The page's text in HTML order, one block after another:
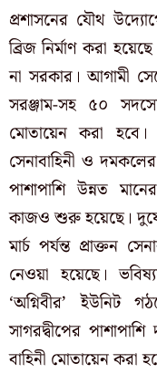
প্রশাসনের যৌথ
ব্রিজ নির্মাণ করা
না সরকার। আগামী
সরঞ্জাম-সহ ৫০
মোতায়েন করা
সেনাবাহিনী ও
পাশাপাশি উন্নত
কাজও শুরু হয়েছে।
মার্চ পর্যন্ত প্রাক্তন
নেওয়া হয়েছে।
‘অগ্নিবীর’ ইউনিট
সাগরদ্বীপের
বাহিনী মোতায়েন করা